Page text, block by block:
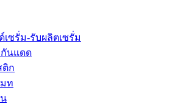
เซรั่ม-รับผลิตเซรั่ม
นแดด
ติก
ท